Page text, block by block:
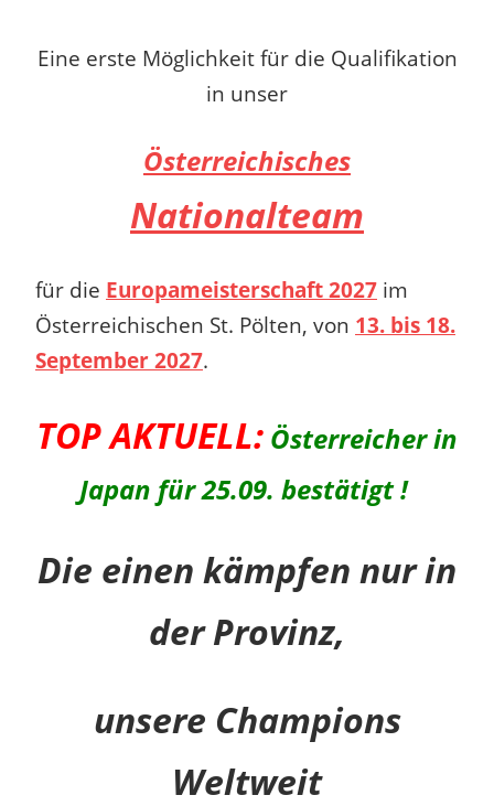
Eine erste Möglichkeit für die Qualifikation
in unser
Österreichisches
Nationalteam
für die Europameisterschaft 2027 im
Österreichischen St. Pölten, von 13. bis 18.
September 2027.
TOP AKTUELL: Österreicher in
Japan für 25.09. bestätigt !
Die einen kämpfen nur in
der Provinz,
unsere Champions
Weltweit